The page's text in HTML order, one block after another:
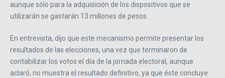
aunque sólo para la adquisición de los dispositivos que se
utilizarán se gastarán 13 millones de pesos.
En entrevista, dijo que este mecanismo permite presentar los
resultados de las elecciones, una vez que terminaron de
contabilizar los votos el día de la jornada electoral, aunque
aclaró, no muestra el resultado definitivo, ya que éste concluye